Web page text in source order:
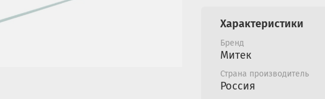
Каркас
порошковой
стальной труба Ø
помощи
деталей и
Характеристики
Бренд
Митек
Страна производитель
Россия